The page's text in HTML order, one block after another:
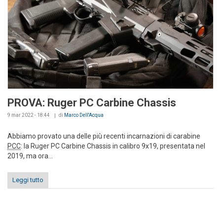
PROVA: Ruger PC Carbine Chassis
9 mar 2022 - 18:44 di Marco Dell'Acqua
Abbiamo provato una delle più recenti incarnazioni di carabine
PCC: la Ruger PC Carbine Chassis in calibro 9x19, presentata nel
2019, ma ora...
Leggi tutto